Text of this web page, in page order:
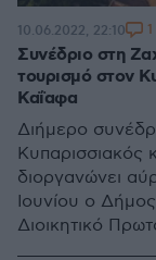
Συνέδριο στη
τουρισμό στον
Καΐαφα
Διήμερο
Κυπαρισσιακός
διοργανώνει
Ιουνίου ο
Διοικητικό
10.06.2022, 22:10 1